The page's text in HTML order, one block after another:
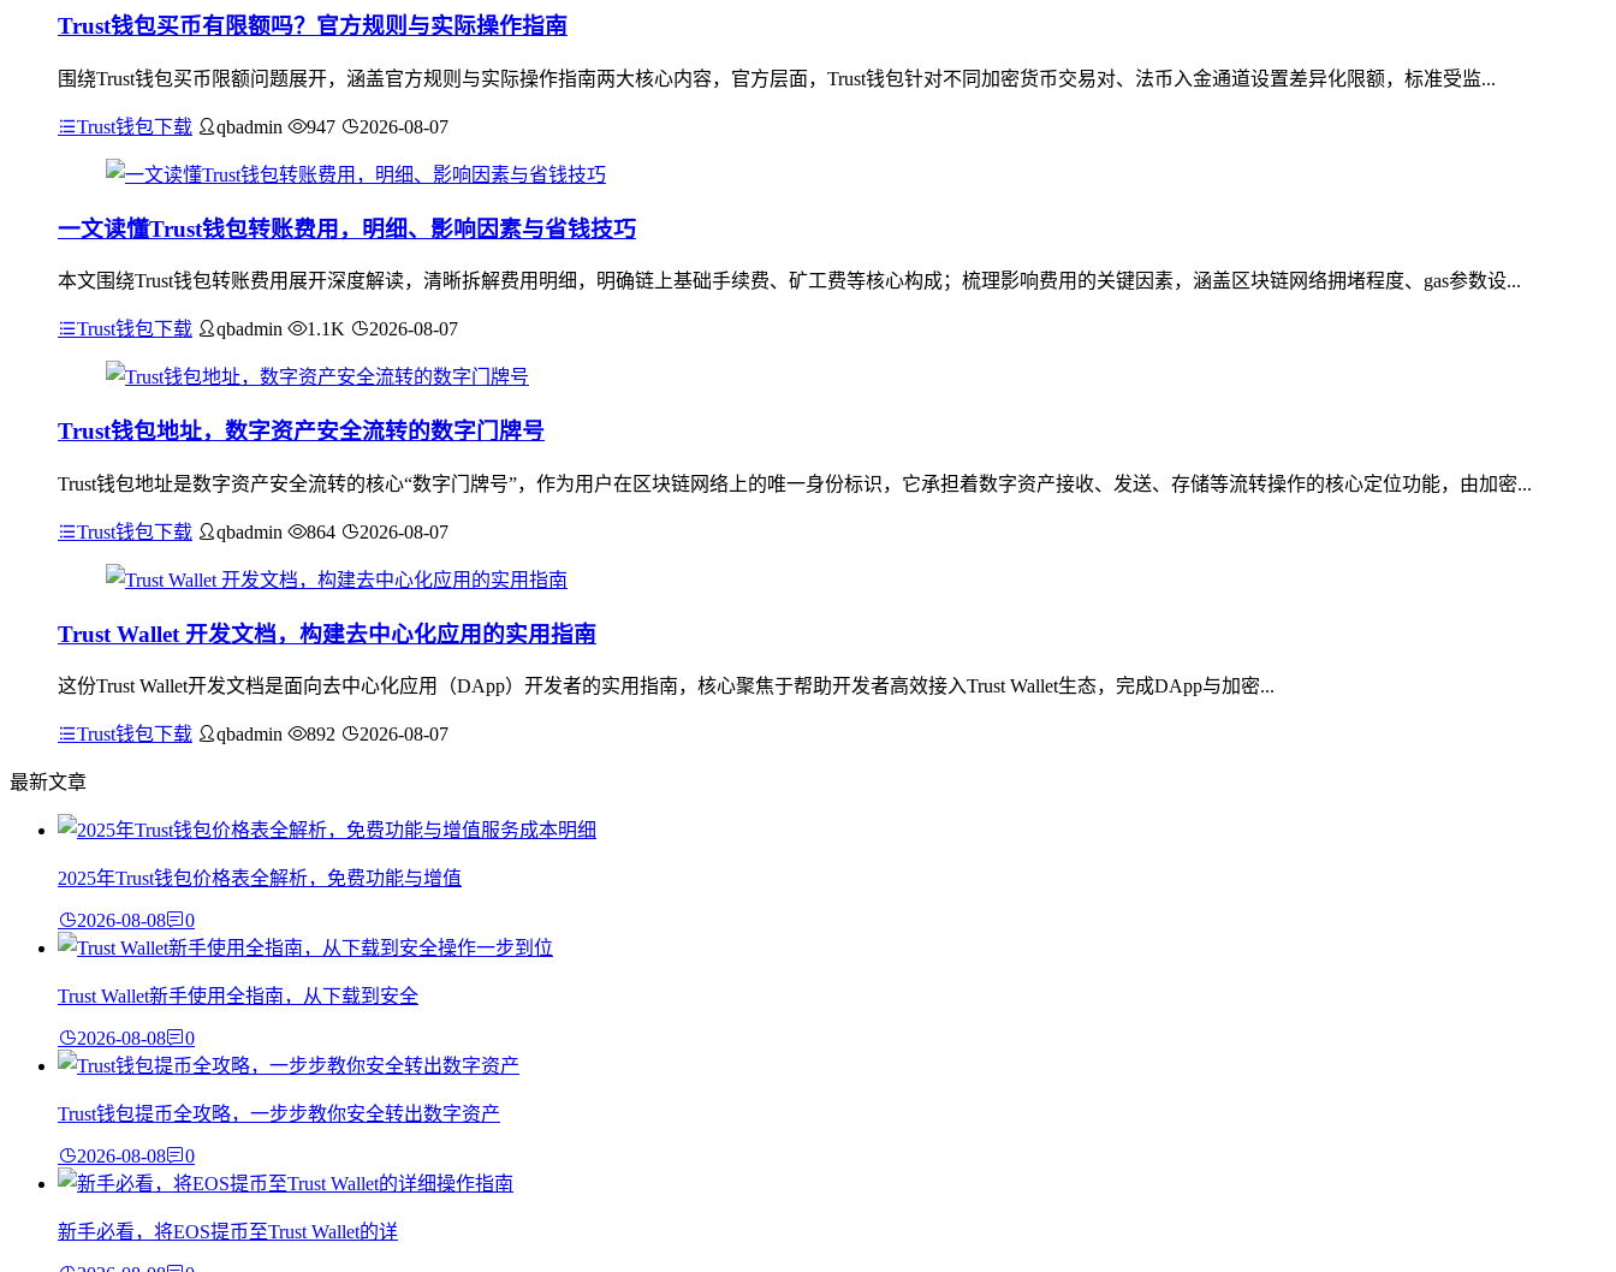
Trust钱包买币有限额吗？官方规则与实际操作指南
围绕Trust钱包买币限额问题展开，涵盖官方规则与实际操作指南两大核心内容，官方层面，Trust钱包针对不同加密货币交易对、法币入金通道设置差异化限额，标准受监...
Trust钱包下载 qbadmin 947 2026-08-07
一文读懂Trust钱包转账费用，明细、影响因素与省钱技巧
本文围绕Trust钱包转账费用展开深度解读，清晰拆解费用明细，明确链上基础手续费、矿工费等核心构成；梳理影响费用的关键因素，涵盖区块链网络拥堵程度、gas参数设...
Trust钱包下载 qbadmin 1.1K 2026-08-07
Trust钱包地址，数字资产安全流转的数字门牌号
Trust钱包地址是数字资产安全流转的核心“数字门牌号”，作为用户在区块链网络上的唯一身份标识，它承担着数字资产接收、发送、存储等流转操作的核心定位功能，由加密...
Trust钱包下载 qbadmin 864 2026-08-07
Trust Wallet 开发文档，构建去中心化应用的实用指南
这份Trust Wallet开发文档是面向去中心化应用（DApp）开发者的实用指南，核心聚焦于帮助开发者高效接入Trust Wallet生态，完成DApp与加密...
Trust钱包下载 qbadmin 892 2026-08-07
最新文章
2025年Trust钱包价格表全解析，免费功能与增值
2026-08-08 0
Trust Wallet新手使用全指南，从下载到安全
2026-08-08 0
Trust钱包提币全攻略，一步步教你安全转出数字资产
2026-08-08 0
新手必看，将EOS提币至Trust Wallet的详